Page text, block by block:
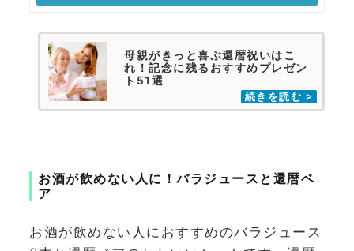
母親がきっと喜ぶ還暦祝いはこ
れ！記念に残るおすすめプレゼン
ト51選
お酒が飲めない人に！バラジュースと還暦ベ
ア
お酒が飲めない人におすすめのバラジュース